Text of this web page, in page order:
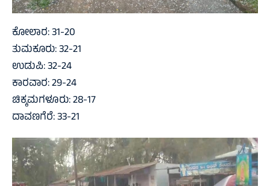
ಕೋಲಾರ: 31-20
ತುಮಕೂರು: 32-21
ಉಡುಪಿ: 32-24
ಕಾರವಾರ: 29-24
ಚಿಕ್ಕಮಗಳೂರು: 28-17
ದಾವಣಗೆರೆ: 33-21